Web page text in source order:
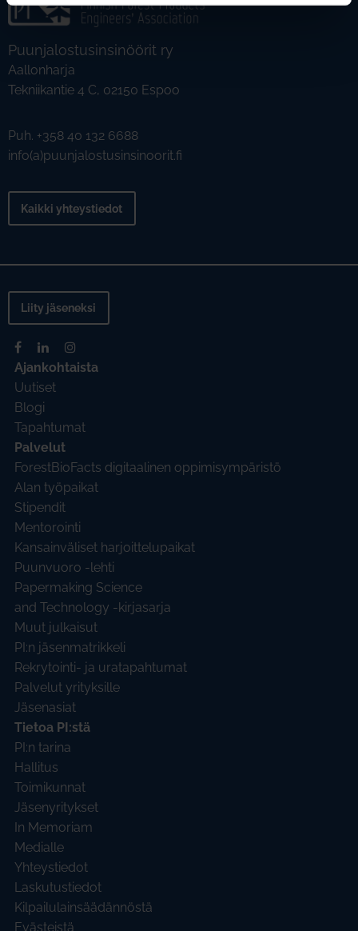
Puunjalostusinsinöörit ry
Aallonharja
Tekniikantie 4 C, 02150 Espoo
Puh. +358 40 132 6688
info(a)puunjalostusinsinoorit.fi
Kaikki yhteystiedot
Liity jäseneksi
Ajankohtaista
Uutiset
Blogi
Tapahtumat
Palvelut
ForestBioFacts digitaalinen oppimisympäristö
Alan työpaikat
Stipendit
Mentorointi
Kansainväliset harjoittelupaikat
Puunvuoro -lehti
Papermaking Science
and Technology -kirjasarja
Muut julkaisut
PI:n jäsenmatrikkeli
Rekrytointi- ja uratapahtumat
Palvelut yrityksille
Jäsenasiat
Tietoa PI:stä
PI:n tarina
Hallitus
Toimikunnat
Jäsenyritykset
In Memoriam
Medialle
Yhteystiedot
Laskutustiedot
Kilpailulainsäädännöstä
Evästeistä